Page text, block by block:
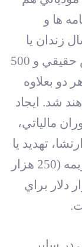
ها و
متهم شوند با حداکثر 3 سال زندان يا
جريمه (250 هزار دلار براي اشخاص حقيقي و 500
دو بعلاوه
شد. ايجاد
مالياتي،
تهديد يا
غيره با حداکثر سه سال زندان و جريمه (250 هزار
اشخاص حقيقي و 500 هزار دلار براي